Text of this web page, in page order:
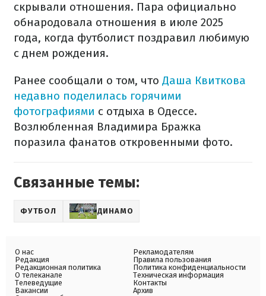
скрывали отношения. Пара официально
обнародовала отношения в июле 2025
года, когда футболист поздравил любимую
с днем рождения.
Ранее сообщали о том, что Даша Квиткова
недавно поделилась горячими
фотографиями с отдыха в Одессе.
Возлюбленная Владимира Бражка
поразила фанатов откровенными фото.
Связанные темы:
ФУТБОЛ ДИНАМО
О нас
Редакция
Редакционная политика
О телеканале
Телеведущие
Вакансии
Рекламодателям
Правила пользования
Политика конфиденциальности
Техническая информация
Контакты
Архив